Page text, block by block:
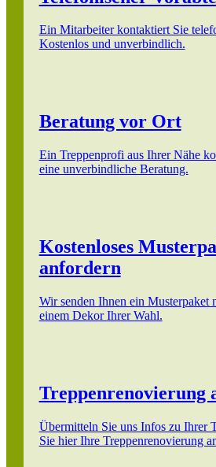
Ein Mitarbeiter kontaktiert Sie
Kostenlos und unverbindlich.
Beratung vor Ort
Ein Treppenprofi aus Ihrer Nähe
eine unverbindliche Beratung.
Kostenloses
anfordern
Wir senden Ihnen ein Musterpaket
einem Dekor Ihrer Wahl.
Treppenrenovierung
Übermitteln Sie uns Infos zu Ihrer
Sie hier Ihre Treppenrenovierung